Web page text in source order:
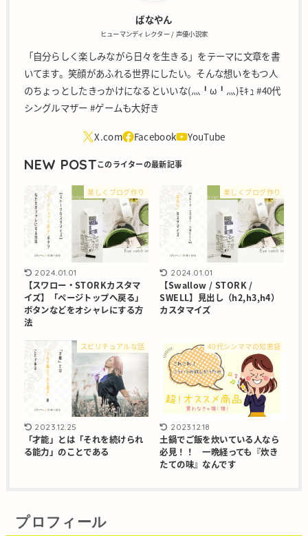
ばなやん
ヒューマンディレクター / 声優小説家
「自分らしく楽しみながら日々を生きる」をテーマに文章を書
いてます。笑顔があふれる世界にしたい。そんな想いをもつ人
のちょっとしたきっかけになるといいな(灬╹ω╹灬)ﾓｷｭ #40代
シングルマザー #ゲームも大好き
NEW POST
楽しくブログ作り
2024.01.01
【スワロー・STORKカスタマ
イズ】「ページトップへ戻る」
ボタンなどをオシャレにする方
法
楽しくブログ作り
2024.01.01
【Swallow / STORK /
SWELL】見出し（h2,h3,h4）
カスタマイズ
スピリチュアルな話
2023.12.25
「才能」とは「それを続けられ
る能力」のことである
40代シンママの知恵袋
2023.12.18
土鍋でご飯を炊いている人なら
必見！！ 一晩経っても『炊き
たての味』なんです
プロフィール